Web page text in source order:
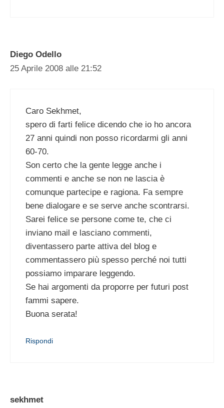
Diego Odello
25 Aprile 2008 alle 21:52
Caro Sekhmet,
spero di farti felice dicendo che io ho ancora
27 anni quindi non posso ricordarmi gli anni
60-70.
Son certo che la gente legge anche i
commenti e anche se non ne lascia è
comunque partecipe e ragiona. Fa sempre
bene dialogare e se serve anche scontrarsi.
Sarei felice se persone come te, che ci
inviano mail e lasciano commenti,
diventassero parte attiva del blog e
commentassero più spesso perché noi tutti
possiamo imparare leggendo.
Se hai argomenti da proporre per futuri post
fammi sapere.
Buona serata!
Rispondi
sekhmet